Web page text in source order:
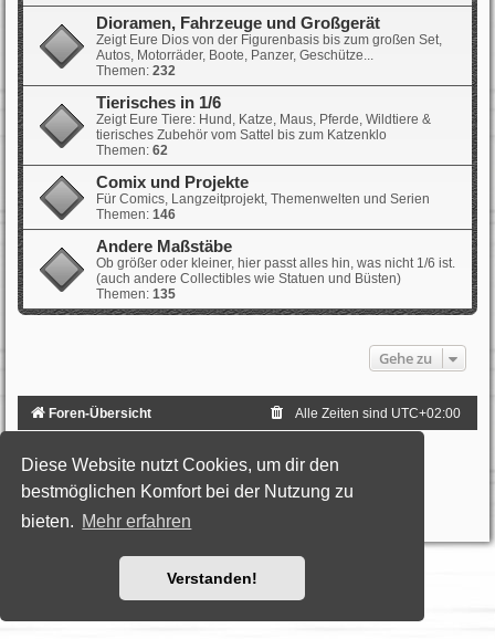
Diese Website nutzt Cookies, um dir den
bestmöglichen Komfort bei der Nutzung zu
bieten. Mehr erfahren
Verstanden!
Dioramen, Fahrzeuge und Großgerät
Zeigt Eure Dios von der Figurenbasis bis zum großen Set,
Autos, Motorräder, Boote, Panzer, Geschütze...
Themen: 232
Tierisches in 1/6
Zeigt Eure Tiere: Hund, Katze, Maus, Pferde, Wildtiere &
tierisches Zubehör vom Sattel bis zum Katzenklo
Themen: 62
Comix und Projekte
Für Comics, Langzeitprojekt, Themenwelten und Serien
Themen: 146
Andere Maßstäbe
Ob größer oder kleiner, hier passt alles hin, was nicht 1/6 ist.
(auch andere Collectibles wie Statuen und Büsten)
Themen: 135
Gehe zu
Foren-Übersicht Alle Zeiten sind UTC+02:00
Deutsche Übersetzung durchphpBB.de
Style: Black-Silver by Joyce&LunaphpBB-Style-Design
Datenschutz